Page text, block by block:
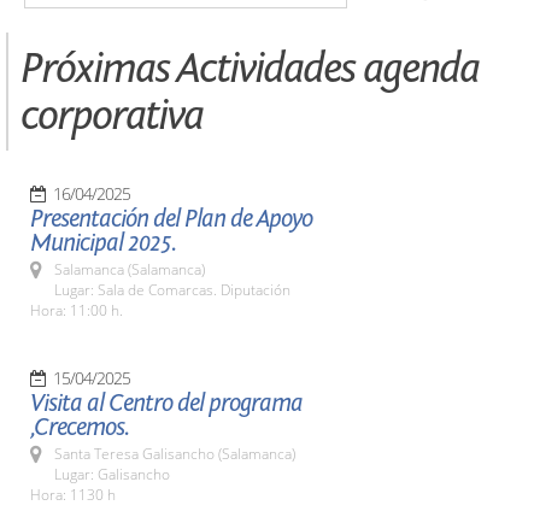
Próximas Actividades agenda
corporativa
16/04/2025
Presentación del Plan de Apoyo
Municipal 2025.
Salamanca (Salamanca)
Lugar: Sala de Comarcas. Diputación
Hora: 11:00 h.
15/04/2025
Visita al Centro del programa
,Crecemos.
Santa Teresa Galisancho (Salamanca)
Lugar: Galisancho
Hora: 1130 h